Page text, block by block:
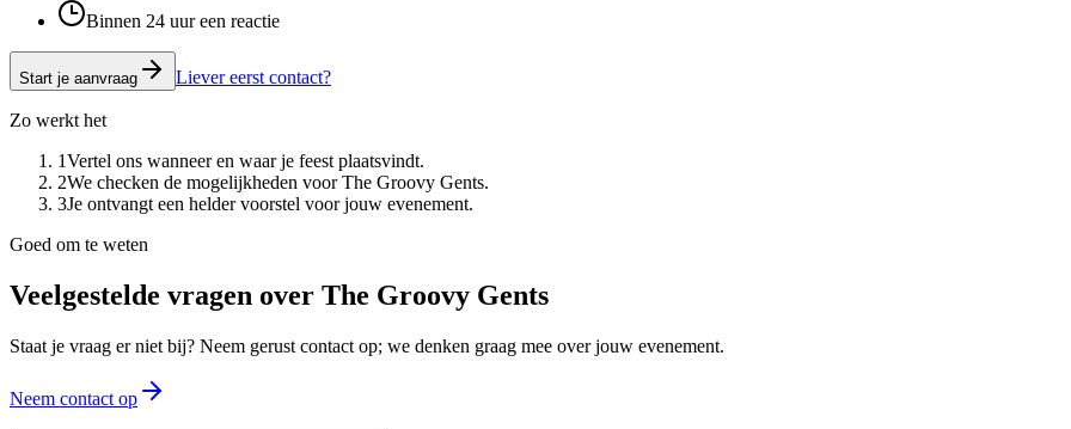
Binnen 24 uur een reactie
Start je aanvraag Liever eerst contact?
Zo werkt het
1Vertel ons wanneer en waar je feest plaatsvindt.
2We checken de mogelijkheden voor The Groovy Gents.
3Je ontvangt een helder voorstel voor jouw evenement.
Goed om te weten
Veelgestelde vragen over The Groovy Gents
Staat je vraag er niet bij? Neem gerust contact op; we denken graag mee over jouw evenement.
Neem contact op